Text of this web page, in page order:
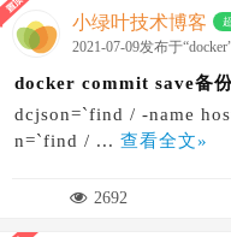
小绿叶技术博客
2021-07-09发布于
docker commit save备
dcjson=`find / -name
n=`find / ... 查看全文»
2692